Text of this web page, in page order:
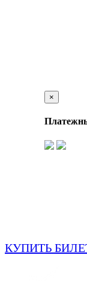
×
КУПИТЬ